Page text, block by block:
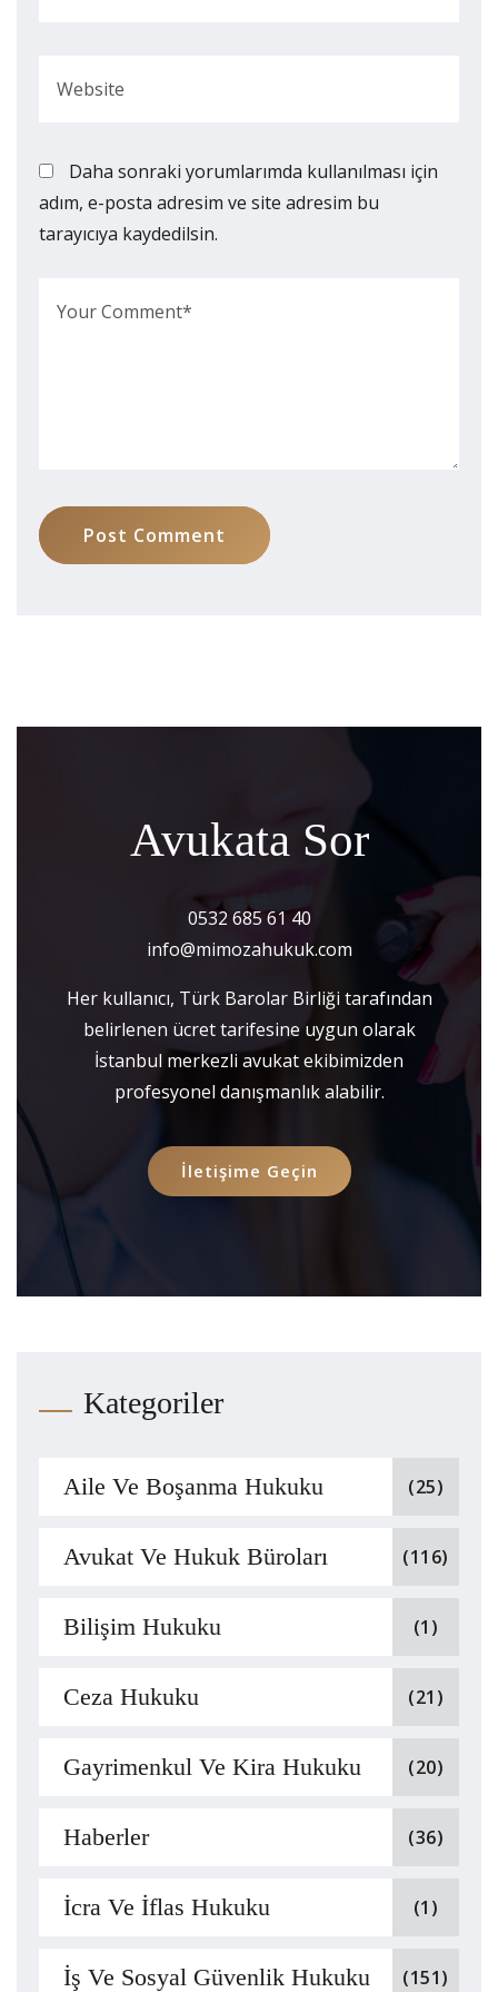
Daha sonraki yorumlarımda kullanılması için
adım, e-posta adresim ve site adresim bu
tarayıcıya kaydedilsin.
Post Comment
Avukata Sor
0532 685 61 40
info@mimozahukuk.com
Her kullanıcı, Türk Barolar Birliği tarafından
belirlenen ücret tarifesine uygun olarak
İstanbul merkezli avukat ekibimizden
profesyonel danışmanlık alabilir.
İletişime Geçin
Kategoriler
Aile Ve Boşanma Hukuku (25)
Avukat Ve Hukuk Büroları (116)
Bilişim Hukuku (1)
Ceza Hukuku (21)
Gayrimenkul Ve Kira Hukuku (20)
Haberler (36)
İcra Ve İflas Hukuku (1)
İş Ve Sosyal Güvenlik Hukuku (151)